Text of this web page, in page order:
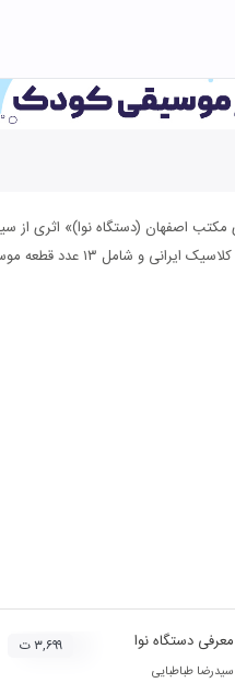
مکتب اصفهان (دستگاه نوا)» اثری از
و شامل ۱۳ عدد قطعه موسیقی می باشد.
معرفی دستگاه نوا
سیدرضا طباطبایی
۳,۶۹۹ ت